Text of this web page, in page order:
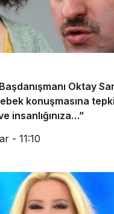
Oktay
konuşmasına
insanlığınıza…”
- 11:10